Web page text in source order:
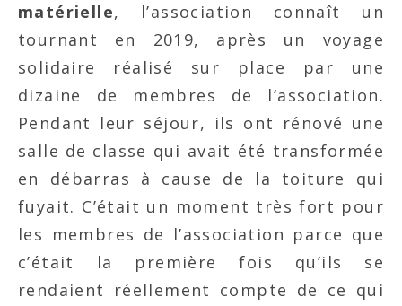
matérielle, l’association connaît un
tournant en 2019, après un voyage
solidaire réalisé sur place par une
dizaine de membres de l’association.
Pendant leur séjour, ils ont rénové une
salle de classe qui avait été transformée
en débarras à cause de la toiture qui
fuyait. C’était un moment très fort pour
les membres de l’association parce que
c’était la première fois qu’ils se
rendaient réellement compte de ce qui